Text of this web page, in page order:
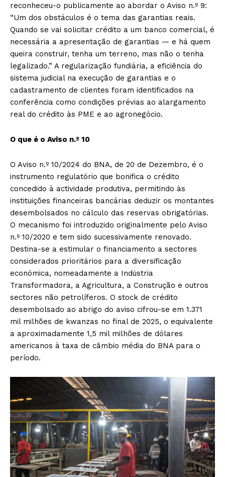
reconheceu-o publicamente ao abordar o Aviso n.º 9:
“Um dos obstáculos é o tema das garantias reais.
Quando se vai solicitar crédito a um banco comercial, é
necessária a apresentação de garantias — e há quem
queira construir, tenha um terreno, mas não o tenha
legalizado.” A regularização fundiária, a eficiência do
sistema judicial na execução de garantias e o
cadastramento de clientes foram identificados na
conferência como condições prévias ao alargamento
real do crédito às PME e ao agronegócio.
O que é o Aviso n.º 10
O Aviso n.º 10/2024 do BNA, de 20 de Dezembro, é o
instrumento regulatório que bonifica o crédito
concedido à actividade produtiva, permitindo às
instituições financeiras bancárias deduzir os montantes
desembolsados no cálculo das reservas obrigatórias.
O mecanismo foi introduzido originalmente pelo Aviso
n.º 10/2020 e tem sido sucessivamente renovado.
Destina-se a estimular o financiamento a sectores
considerados prioritários para a diversificação
económica, nomeadamente a Indústria
Transformadora, a Agricultura, a Construção e outros
sectores não petrolíferos. O stock de crédito
desembolsado ao abrigo do aviso cifrou-se em 1.371
mil milhões de kwanzas no final de 2025, o equivalente
a aproximadamente 1,5 mil milhões de dólares
americanos à taxa de câmbio média do BNA para o
período.